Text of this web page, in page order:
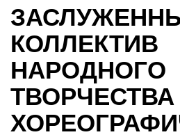
КОЛЛЕКТИВ
НАРОДНОГО
ТВОРЧЕСТВА